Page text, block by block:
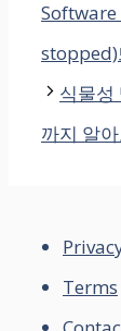
stopped)
식물성
까지 알
Terms